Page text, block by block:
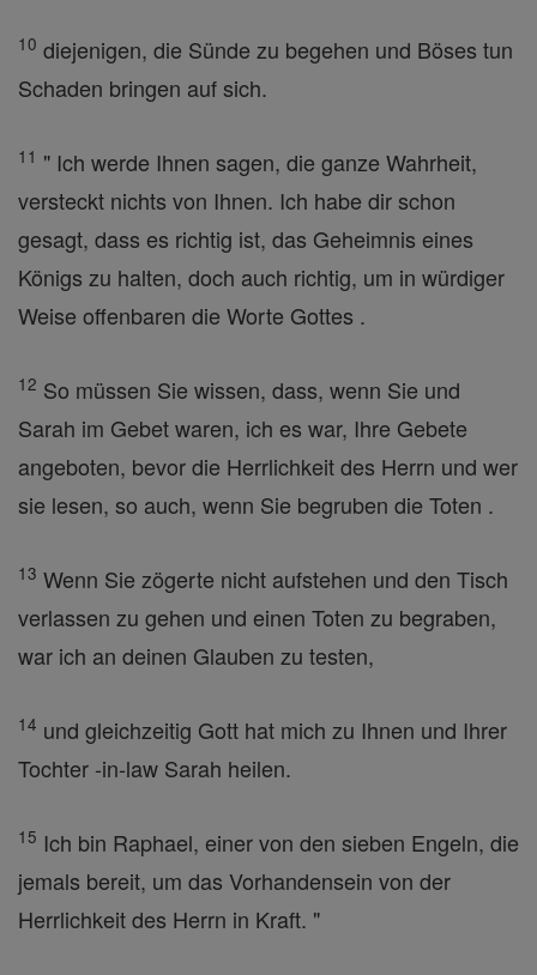
10 diejenigen, die Sünde zu begehen und Böses tun
Schaden bringen auf sich.
11 " Ich werde Ihnen sagen, die ganze Wahrheit,
versteckt nichts von Ihnen. Ich habe dir schon
gesagt, dass es richtig ist, das Geheimnis eines
Königs zu halten, doch auch richtig, um in würdiger
Weise offenbaren die Worte Gottes .
12 So müssen Sie wissen, dass, wenn Sie und
Sarah im Gebet waren, ich es war, Ihre Gebete
angeboten, bevor die Herrlichkeit des Herrn und wer
sie lesen, so auch, wenn Sie begruben die Toten .
13 Wenn Sie zögerte nicht aufstehen und den Tisch
verlassen zu gehen und einen Toten zu begraben,
war ich an deinen Glauben zu testen,
14 und gleichzeitig Gott hat mich zu Ihnen und Ihrer
Tochter -in-law Sarah heilen.
15 Ich bin Raphael, einer von den sieben Engeln, die
jemals bereit, um das Vorhandensein von der
Herrlichkeit des Herrn in Kraft. "